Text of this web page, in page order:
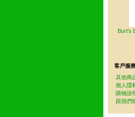
Burt's
客戶服
其他商
個人隱
購物說
跟我們